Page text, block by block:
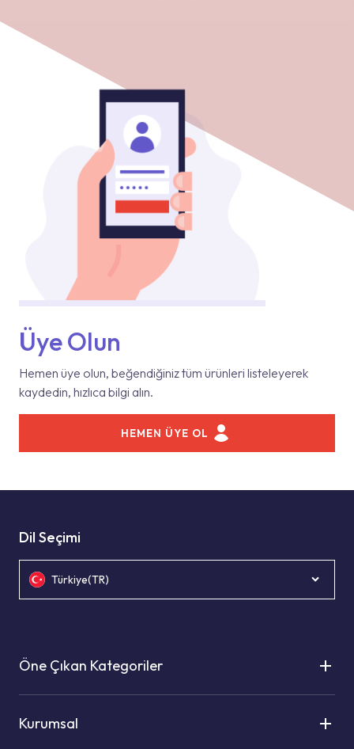
Üye Olun
Hemen üye olun, beğendiğiniz tüm ürünleri listeleyerek
kaydedin, hızlıca bilgi alın.
HEMEN ÜYE OL
Dil Seçimi
Türkiye(TR)
Öne Çıkan Kategoriler
Kurumsal